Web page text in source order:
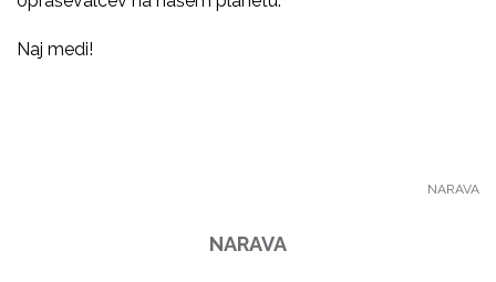
Naj medi!
NARAVA
NARAVA